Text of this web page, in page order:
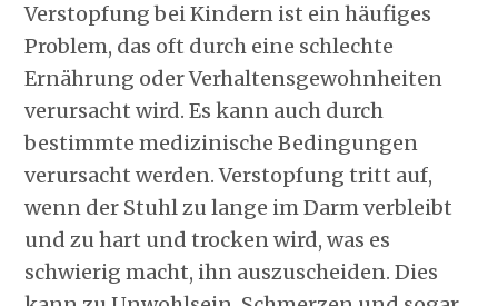
und
nahrhafte
Rezepte
zur
Linderung
von
Verstopfung
bei
Kindern
Verstopfung bei Kindern ist ein häufiges
Problem, das oft durch eine schlechte
Ernährung oder Verhaltensgewohnheiten
verursacht wird. Es kann auch durch
bestimmte medizinische Bedingungen
verursacht werden. Verstopfung tritt auf,
wenn der Stuhl zu lange im Darm verbleibt
und zu hart und trocken wird, was es
schwierig macht, ihn auszuscheiden. Dies